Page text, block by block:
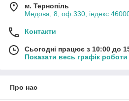
м. Тернопіль
Медова, 8, оф.330, індекс
Контакти
Сьогодні працює з 10:00 до
Показати весь графік роботи
Про нас